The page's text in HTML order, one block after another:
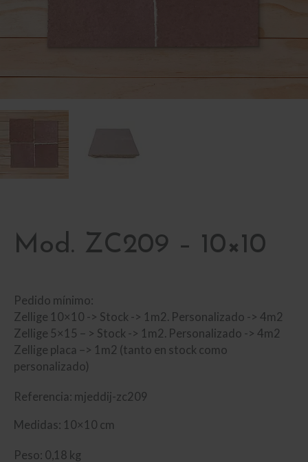
Mod. ZC209 – 10×10
Pedido mínimo:
Zellige 10×10 -> Stock -> 1m2. Personalizado -> 4m2
Zellige 5×15 – > Stock -> 1m2. Personalizado -> 4m2
Zellige placa –> 1m2 (tanto en stock como
personalizado)
Referencia: mjeddij-zc209
Medidas: 10×10 cm
Peso: 0,18 kg